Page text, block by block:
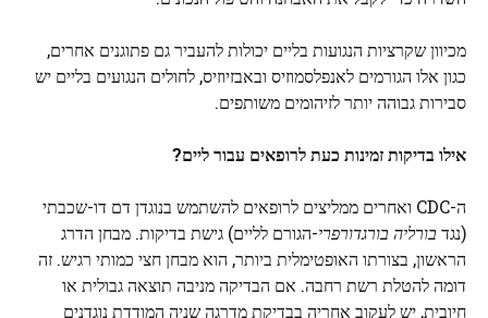
מכיוון שקרציות הנגועות בליים יכולות להעביר גם פתוגנים אחרים,
כגון אלו הגורמים לאנפלסמוזיס ובאבזיוזיס, לחולים הנגועים בליים יש
סבירות גבוהה יותר לזיהומים משותפים.
אילו בדיקות זמינות כעת לרופאים עבור ליים?
ה-CDC ואחרים ממליצים לרופאים להשתמש בנוגדן דם דו-שכבתי
(נגד בורליה בורגדורפרי-הגורם לליים) גישת בדיקות. מבחן הדרג
הראשון, בצורתו האופטימלית ביותר, הוא מבחן חצי כמותי רגיש. זה
דומה להטלת רשת רחבה. אם הבדיקה מניבה תוצאה גבולית או
חיובית, יש לעקוב אחריה בבדיקת מדרגה שניה המודדת נוגדנים